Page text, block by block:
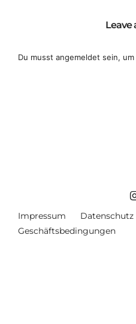
Leave
Du musst angemeldet sein,
Impressum Datenschutz
Geschäftsbedingungen